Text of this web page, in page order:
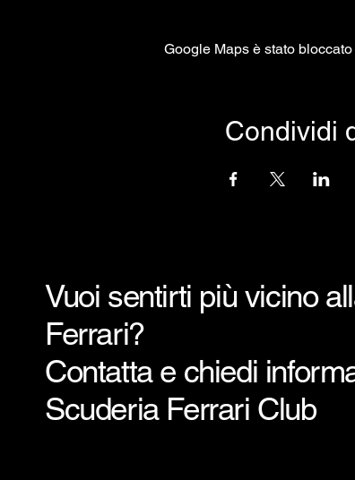
Google Maps è stato
Condividi
Vuoi sentirti più vicino
Ferrari?
Contatta e chiedi
Scuderia Ferrari Club